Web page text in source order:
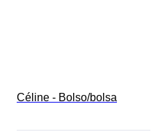
Céline - Bolso/bolsa